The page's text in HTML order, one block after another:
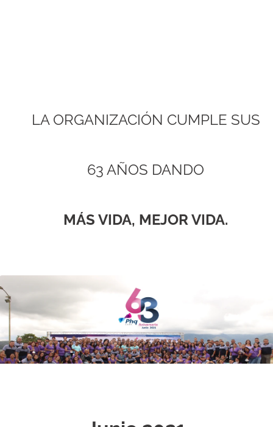
LA ORGANIZACIÓN CUMPLE SUS
63 AÑOS DANDO
MÁS VIDA, MEJOR VIDA.